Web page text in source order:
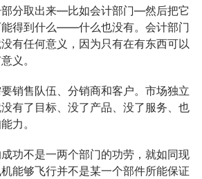
分取出来—比如会计部门—然后把它
能得到什么——什么也没有。会计部门
有任何意义，因为只有在有东西可以
义。
销售队伍、分销商和客户。市场独立
有了目标、没了产品、没了服务、也
力。
功不是一两个部门的功劳，就如同现
能够飞行并不是某一个部件所能保证